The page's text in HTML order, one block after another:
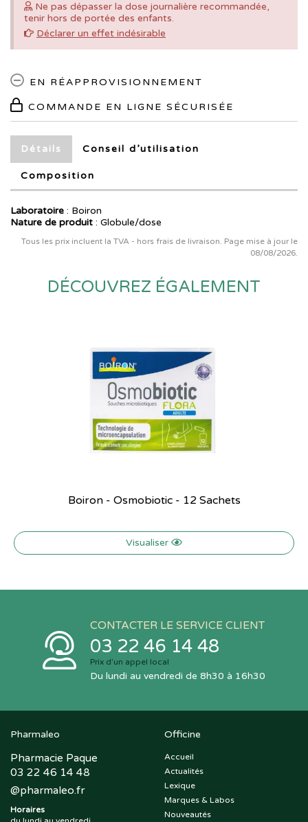
Ne pas dépasser la dose journalière recommandée,
tenir hors de portée des enfants.
Déclarer un effet indésirable
EN RÉAPPROVISIONNEMENT
COMMANDE EN LIGNE SÉCURISÉE
Détails Conseil d’utilisation
Composition
Laboratoire : Boiron
Nature de produit : Globule/dose
Tous les prix incluent la TVA - hors frais de livraison. Page mise à jour le
08/08/2026.
DÉCOUVREZ ÉGALEMENT
Boiron - Osmobiotic - 12 Sachets
Visualiser
CONTACTER LE SERVICE CLIENT
03 22 46 14 48
Prix d’un appel local
Du lundi au vendredi de 8h30 à 16h30
Pharmaleo
Pharmacie Paque
03 22 46 14 48
@pharmaleo.fr
Horaires
Officine
Accueil
Actualités
Lexique
Marques & Labos
Nouveautés